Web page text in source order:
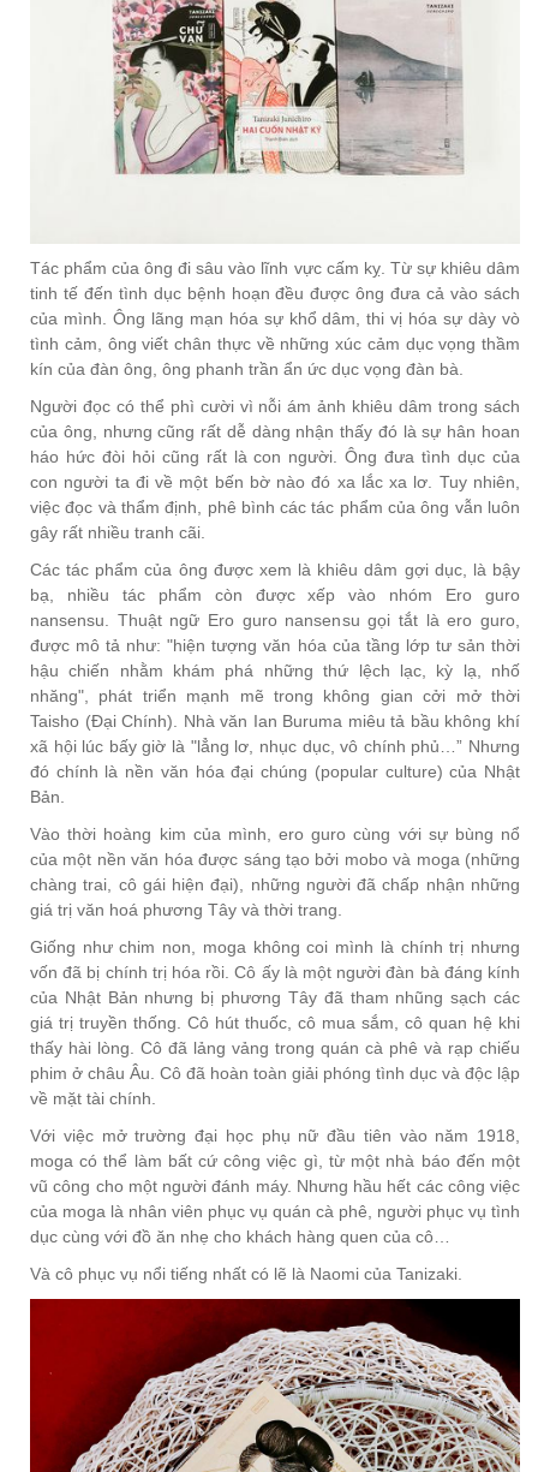
Tác phẩm của ông đi sâu vào lĩnh vực cấm kỵ. Từ sự khiêu dâm
tinh tế đến tình dục bệnh hoạn đều được ông đưa cả vào sách
của mình. Ông lãng mạn hóa sự khổ dâm, thi vị hóa sự dày vò
tình cảm, ông viết chân thực về những xúc cảm dục vọng thầm
kín của đàn ông, ông phanh trần ẩn ức dục vọng đàn bà.
Người đọc có thể phì cười vì nỗi ám ảnh khiêu dâm trong sách
của ông, nhưng cũng rất dễ dàng nhận thấy đó là sự hân hoan
háo hức đòi hỏi cũng rất là con người. Ông đưa tình dục của
con người ta đi về một bến bờ nào đó xa lắc xa lơ. Tuy nhiên,
việc đọc và thẩm định, phê bình các tác phẩm của ông vẫn luôn
gây rất nhiều tranh cãi.
Các tác phẩm của ông được xem là khiêu dâm gợi dục, là bậy
bạ, nhiều tác phẩm còn được xếp vào nhóm Ero guro
nansensu. Thuật ngữ Ero guro nansensu gọi tắt là ero guro,
được mô tả như: "hiện tượng văn hóa của tầng lớp tư sản thời
hậu chiến nhằm khám phá những thứ lệch lạc, kỳ lạ, nhố
nhăng", phát triển mạnh mẽ trong không gian cởi mở thời
Taisho (Đại Chính). Nhà văn Ian Buruma miêu tả bầu không khí
xã hội lúc bấy giờ là "lẳng lơ, nhục dục, vô chính phủ…” Nhưng
đó chính là nền văn hóa đại chúng (popular culture) của Nhật
Bản.
Vào thời hoàng kim của mình, ero guro cùng với sự bùng nổ
của một nền văn hóa được sáng tạo bởi mobo và moga (những
chàng trai, cô gái hiện đại), những người đã chấp nhận những
giá trị văn hoá phương Tây và thời trang.
Giống như chim non, moga không coi mình là chính trị nhưng
vốn đã bị chính trị hóa rồi. Cô ấy là một người đàn bà đáng kính
của Nhật Bản nhưng bị phương Tây đã tham nhũng sạch các
giá trị truyền thống. Cô hút thuốc, cô mua sắm, cô quan hệ khi
thấy hài lòng. Cô đã lảng vảng trong quán cà phê và rạp chiếu
phim ở châu Âu. Cô đã hoàn toàn giải phóng tình dục và độc lập
về mặt tài chính.
Với việc mở trường đại học phụ nữ đầu tiên vào năm 1918,
moga có thể làm bất cứ công việc gì, từ một nhà báo đến một
vũ công cho một người đánh máy. Nhưng hầu hết các công việc
của moga là nhân viên phục vụ quán cà phê, người phục vụ tình
dục cùng với đồ ăn nhẹ cho khách hàng quen của cô…
Và cô phục vụ nổi tiếng nhất có lẽ là Naomi của Tanizaki.